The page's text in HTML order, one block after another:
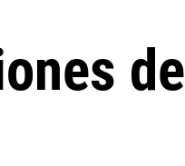
de